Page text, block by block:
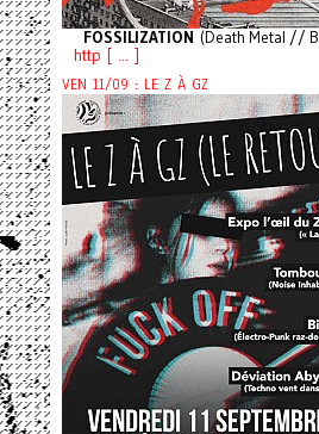
FOSSILIZATION (Death Metal //
http [ ... ]
VEN 11/09 : LE Z À GZ